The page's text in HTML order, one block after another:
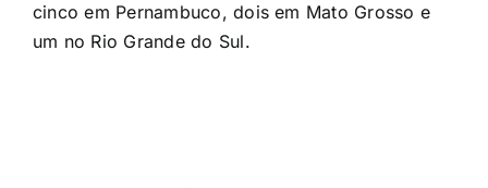
cinco em Pernambuco, dois em Mato Grosso e
um no Rio Grande do Sul.